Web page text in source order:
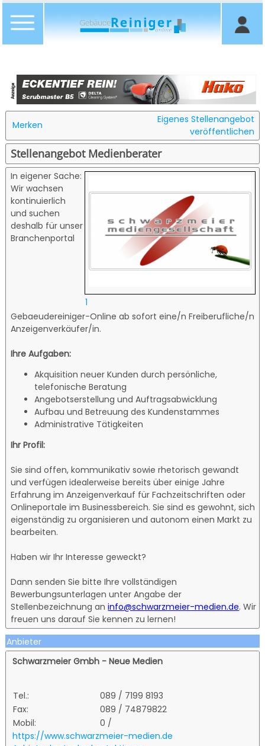
Merken
Eigenes Stellenangebot
veröffentlichen
Stellenangebot Medienberater
1
In eigener Sache:
Wir wachsen
kontinuierlich
und suchen
deshalb für unser
Branchenportal
Gebaeudereiniger-Online ab sofort eine/n Freiberufliche/n
Anzeigenverkäufer/in.
Ihre Aufgaben:
Akquisition neuer Kunden durch persönliche,
telefonische Beratung
Angebotserstellung und Auftragsabwicklung
Aufbau und Betreuung des Kundenstammes
Administrative Tätigkeiten
Ihr Profil:
Sie sind offen, kommunikativ sowie rhetorisch gewandt
und verfügen idealerweise bereits über einige Jahre
Erfahrung im Anzeigenverkauf für Fachzeitschriften oder
Onlineportale im Businessbereich. Sie sind es gewohnt, sich
eigenständig zu organisieren und autonom einen Markt zu
bearbeiten.
Haben wir Ihr Interesse geweckt?
Dann senden Sie bitte Ihre vollständigen
Bewerbungsunterlagen unter Angabe der
Stellenbezeichnung aninfo@schwarzmeier-medien.de. Wir
freuen uns darauf Sie kennen zu lernen!
Anbieter
Schwarzmeier Gmbh - Neue Medien
Tel.:
089 / 7199 8193
Fax:
089 / 74879822
Mobil:
0 /
https://www.schwarzmeier-medien.de